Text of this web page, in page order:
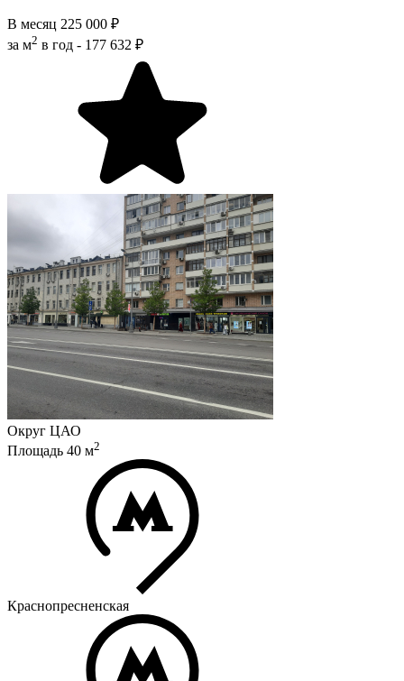
В месяц 225 000 ₽
за м2 в год - 177 632 ₽
Округ ЦАО
Площадь 40 м2
Краснопресненская